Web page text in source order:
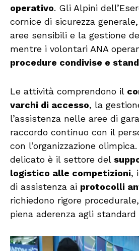
operativo. Gli Alpini
cornice di sicurezza
aree sensibili e la gestione
mentre i volontari ANA
procedure condivise e
Le attività comprendono il
varchi di accesso, la
l’assistenza nelle aree di
raccordo continuo con il
con l’organizzazione
delicato è il settore del
logistico alle competizioni,
di assistenza ai protocolli
richiedono rigore
piena aderenza agli standard